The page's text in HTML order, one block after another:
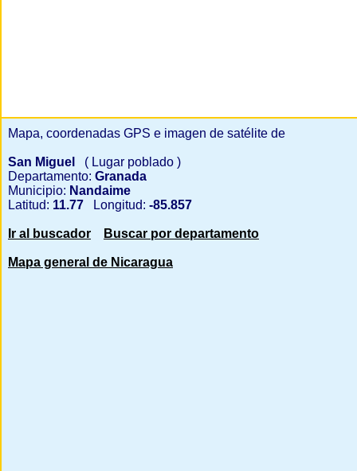
Mapa, coordenadas GPS e imagen de satélite de
San Miguel
( Lugar poblado )
Departamento: Granada
Municipio: Nandaime
Latitud: 11.77 Longitud: -85.857
Ir al buscador Buscar por departamento
Mapa general de Nicaragua